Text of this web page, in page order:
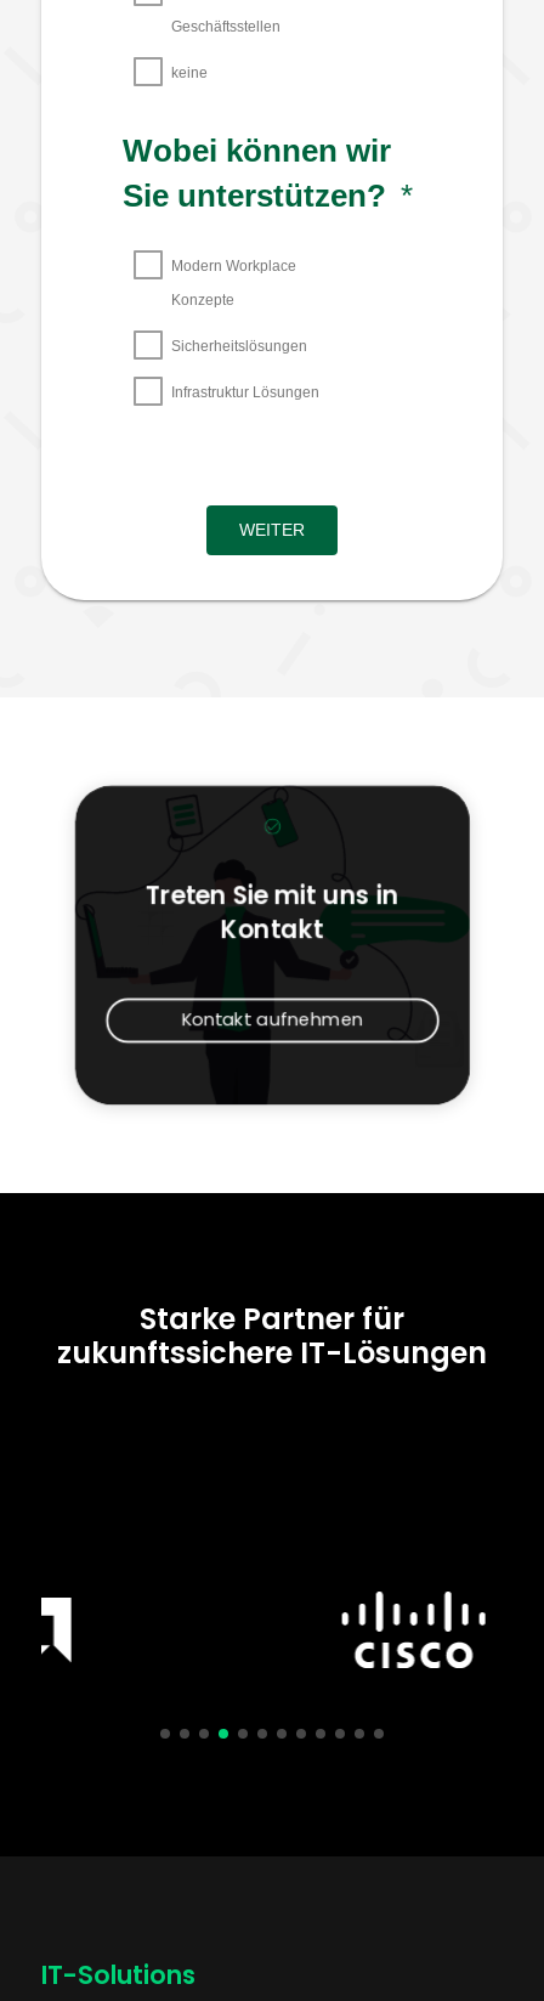
Geschäftsstellen
keine
Wobei können wir
Sie unterstützen? *
Modern Workplace
Konzepte
Sicherheitslösungen
Infrastruktur Lösungen
WEITER
Treten Sie mit uns in
Kontakt
Kontakt aufnehmen
Starke Partner für
zukunftssichere IT-Lösungen
IT-Solutions